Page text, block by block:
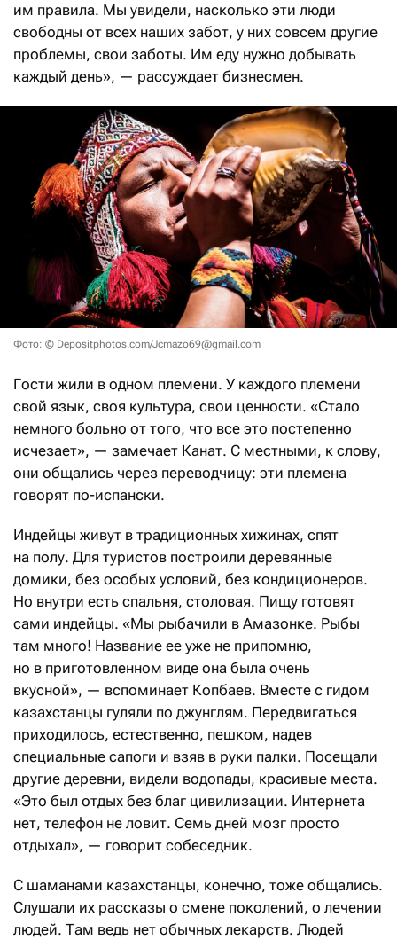
им правила. Мы увидели, насколько эти люди
свободны от всех наших забот, у них совсем другие
проблемы, свои заботы. Им еду нужно добывать
каждый день», — рассуждает бизнесмен.
Фото: © Depositphotos.com/Jcmazo69@gmail.com
Гости жили в одном племени. У каждого племени
свой язык, своя культура, свои ценности. «Стало
немного больно от того, что все это постепенно
исчезает», — замечает Канат. С местными, к слову,
они общались через переводчицу: эти племена
говорят по-испански.
Индейцы живут в традиционных хижинах, спят
на полу. Для туристов построили деревянные
домики, без особых условий, без кондиционеров.
Но внутри есть спальня, столовая. Пищу готовят
сами индейцы. «Мы рыбачили в Амазонке. Рыбы
там много! Название ее уже не припомню,
но в приготовленном виде она была очень
вкусной», — вспоминает Копбаев. Вместе с гидом
казахстанцы гуляли по джунглям. Передвигаться
приходилось, естественно, пешком, надев
специальные сапоги и взяв в руки палки. Посещали
другие деревни, видели водопады, красивые места.
«Это был отдых без благ цивилизации. Интернета
нет, телефон не ловит. Семь дней мозг просто
отдыхал», — говорит собеседник.
С шаманами казахстанцы, конечно, тоже общались.
Слушали их рассказы о смене поколений, о лечении
людей. Там ведь нет обычных лекарств. Людей